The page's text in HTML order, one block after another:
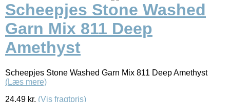
Scheepjes Stone Washed
Garn Mix 811 Deep
Amethyst
Scheepjes Stone Washed Garn Mix 811 Deep Amethyst
(Læs mere)
24.49 kr. (Vis fragtpris)